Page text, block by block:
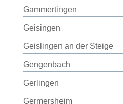
Gammertingen
Geisingen
Geislingen an der Steige
Gengenbach
Gerlingen
Germersheim